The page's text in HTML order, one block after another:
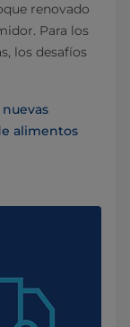
renovado
Para los
los desafíos
alimentos